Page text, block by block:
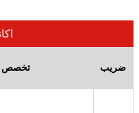
تخصص ضریب